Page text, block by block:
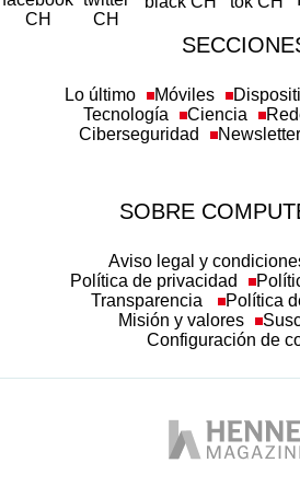
Tecnología
Ciencia
Ciberseguridad
Política de privacidad
Transparencia
Política
Misión y valores
Configuración de